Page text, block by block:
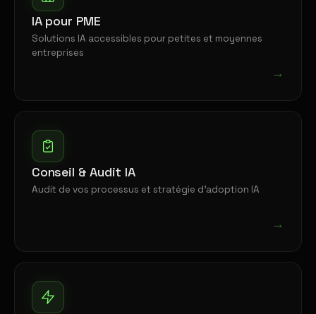
IA pour PME
Solutions IA accessibles pour petites et moyennes
entreprises
→
Conseil & Audit IA
Audit de vos processus et stratégie d'adoption IA
→